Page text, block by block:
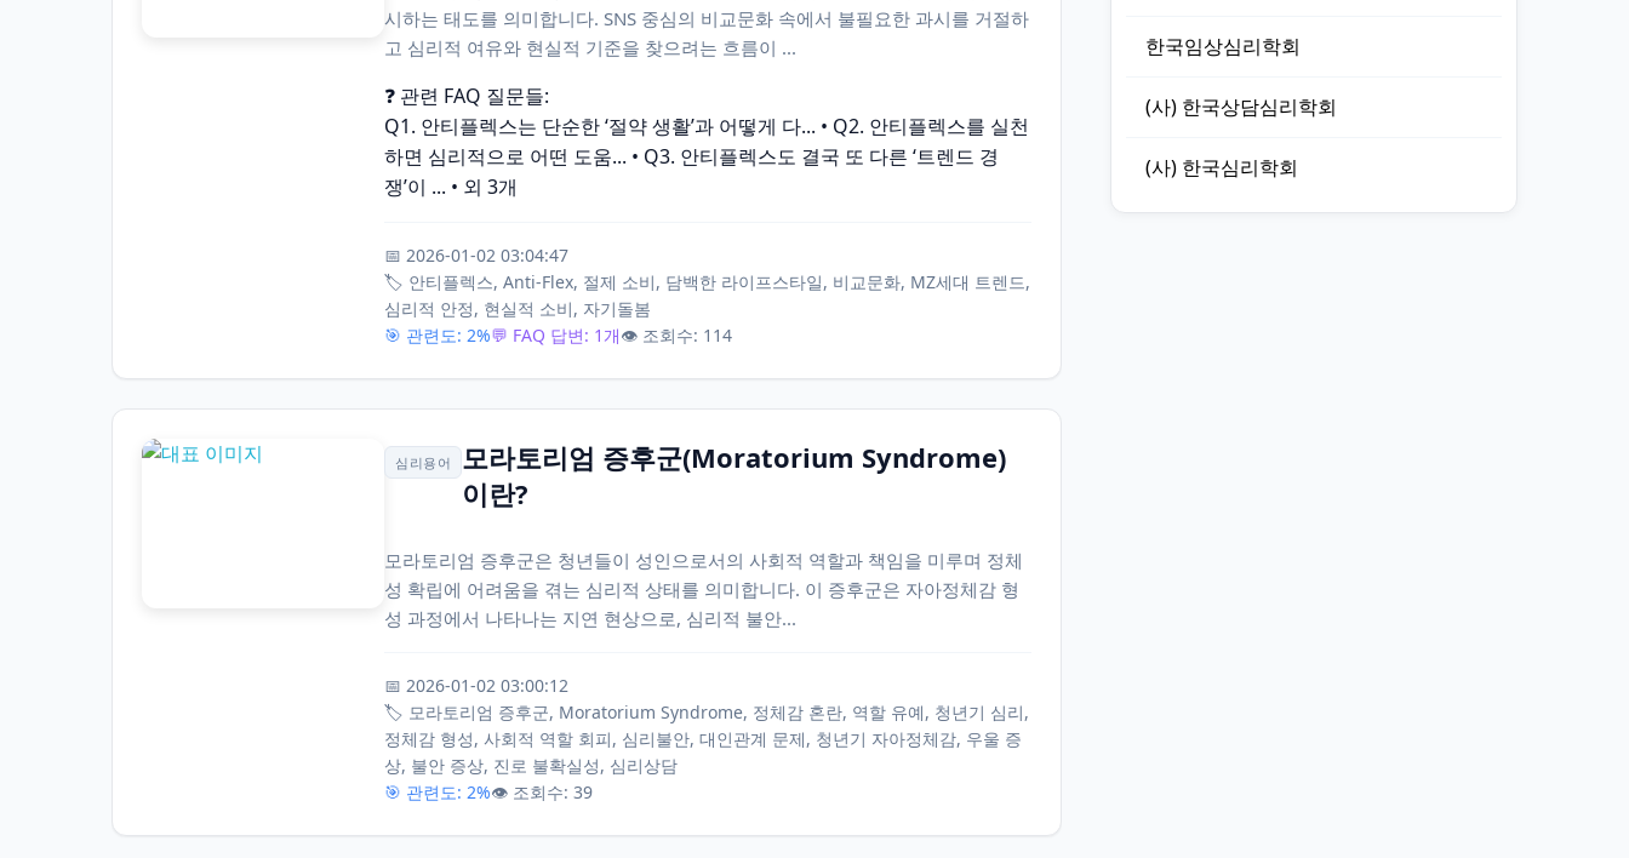
시하는 태도를 의미합니다. SNS 중심의 비교문화 속에서 불필요한 과시를 거절하
고 심리적 여유와 현실적 기준을 찾으려는 흐름이 ...
❓ 관련 FAQ 질문들:
Q1. 안티플렉스는 단순한 ‘절약 생활’과 어떻게 다... • Q2. 안티플렉스를 실천
하면 심리적으로 어떤 도움... • Q3. 안티플렉스도 결국 또 다른 ‘트렌드 경
쟁’이 ... • 외 3개
📅 2026-01-02 03:04:47
🏷️ 안티플렉스, Anti-Flex, 절제 소비, 담백한 라이프스타일, 비교문화, MZ세대 트렌드,
심리적 안정, 현실적 소비, 자기돌봄
🎯 관련도: 2%💬 FAQ 답변: 1개👁️ 조회수: 114
심리용어
모라토리엄 증후군(Moratorium Syndrome)
이란?
모라토리엄 증후군은 청년들이 성인으로서의 사회적 역할과 책임을 미루며 정체
성 확립에 어려움을 겪는 심리적 상태를 의미합니다. 이 증후군은 자아정체감 형
성 과정에서 나타나는 지연 현상으로, 심리적 불안...
📅 2026-01-02 03:00:12
🏷️ 모라토리엄 증후군, Moratorium Syndrome, 정체감 혼란, 역할 유예, 청년기 심리,
정체감 형성, 사회적 역할 회피, 심리불안, 대인관계 문제, 청년기 자아정체감, 우울 증
상, 불안 증상, 진로 불확실성, 심리상담
🎯 관련도: 2%👁️ 조회수: 39
한국임상심리학회
(사) 한국상담심리학회
(사) 한국심리학회